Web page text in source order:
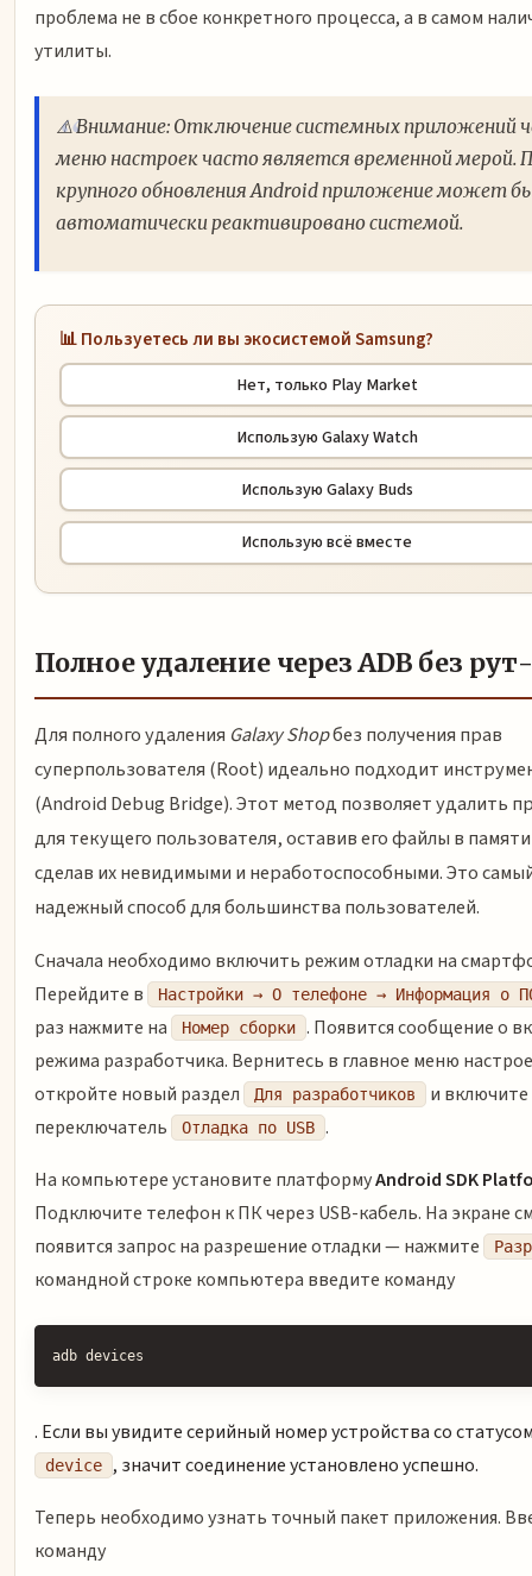
проблема не в сбое конкретного процесса, а в самом
утилиты.
⚠️ Внимание: Отключение системных приложений
меню настроек часто является временной мерой.
крупного обновления Android приложение может
автоматически реактивировано системой.
📊 Пользуетесь ли вы экосистемой Samsung?
Нет, только Play Market
Использую Galaxy Watch
Использую Galaxy Buds
Использую всё вместе
Полное удаление через ADB без
Для полного удаления Galaxy Shopбез получения прав
суперпользователя (Root) идеально подходит
(Android Debug Bridge). Этот метод позволяет удалить
для текущего пользователя, оставив его файлы в
сделав их невидимыми и неработоспособными. Это
надежный способ для большинства пользователей.
Сначала необходимо включить режим отладки на
Перейдите в
Настройки → О телефоне → Информация о
раз нажмите на Номер сборки . Появится сообщение о
режима разработчика. Вернитесь в главное меню
откройте новый раздел
Для разработчиков
и включите
переключатель
Отладка по USB .
На компьютере установите платформуAndroid SDK
Подключите телефон к ПК через USB-кабель. На экране
появится запрос на разрешение отладки — нажмите
командной строке компьютера введите команду
adb devices
. Если вы увидите серийный номер устройства со
device
, значит соединение установлено успешно.
Теперь необходимо узнать точный пакет приложения.
команду